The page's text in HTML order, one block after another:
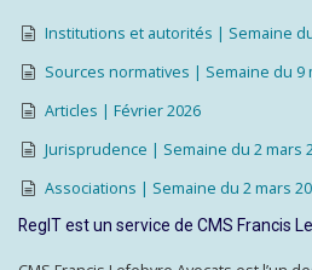
Institutions et autorités | Semaine
Sources normatives | Semaine du 9
Articles | Février 2026
Jurisprudence | Semaine du 2 mars
Associations | Semaine du 2 mars
RegIT est un service de CMS Francis